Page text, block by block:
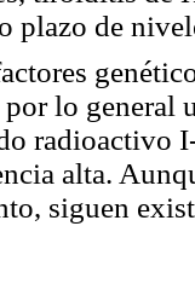
plazo de
por lo
radioactivo
alta.
siguen